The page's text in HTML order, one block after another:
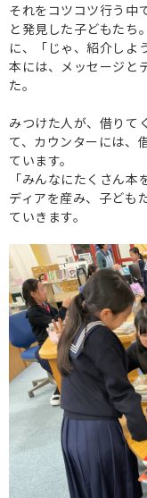
それをコツコツ行う中
と発見した子どもたち
に、「じゃ、紹介しよ
本には、メッセージと
た。
みつけた人が、借りて
て、カウンターには、
ています。
「みんなにたくさん
ディアを産み、子ども
ていきます。